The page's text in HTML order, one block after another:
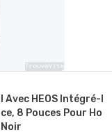
Avec HEOS Intégré-I
8 Pouces Pour Ho